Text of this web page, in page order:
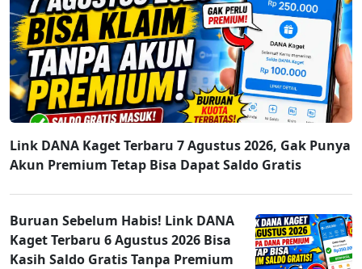
Link DANA Kaget Terbaru 7 Agustus 2026, Gak Punya
Akun Premium Tetap Bisa Dapat Saldo Gratis
Buruan Sebelum Habis! Link DANA
Kaget Terbaru 6 Agustus 2026 Bisa
Kasih Saldo Gratis Tanpa Premium